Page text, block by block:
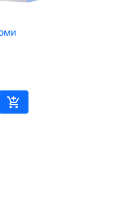

Добавяне към